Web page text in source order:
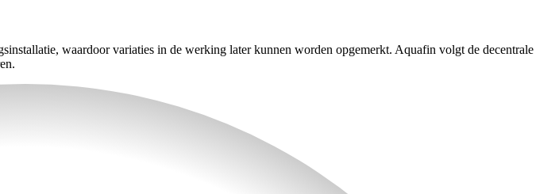
waardoor variaties in de werking later kunnen worden opgemerkt. Aquafin volgt de decentrale